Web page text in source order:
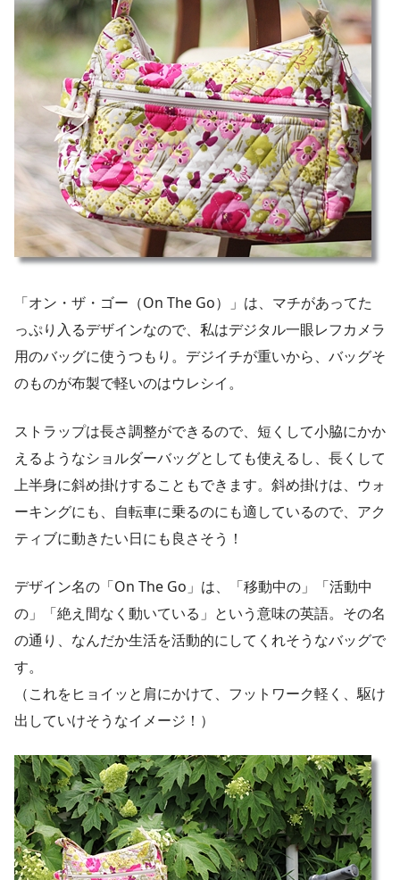
「オン・ザ・ゴー（On The Go）」は、マチがあってた
っぷり入るデザインなので、私はデジタル一眼レフカメラ
用のバッグに使うつもり。デジイチが重いから、バッグそ
のものが布製で軽いのはウレシイ。
ストラップは長さ調整ができるので、短くして小脇にかか
えるようなショルダーバッグとしても使えるし、長くして
上半身に斜め掛けすることもできます。斜め掛けは、ウォ
ーキングにも、自転車に乗るのにも適しているので、アク
ティブに動きたい日にも良さそう！
デザイン名の「On The Go」は、「移動中の」「活動中
の」「絶え間なく動いている」という意味の英語。その名
の通り、なんだか生活を活動的にしてくれそうなバッグで
す。
（これをヒョイッと肩にかけて、フットワーク軽く、駆け
出していけそうなイメージ！）